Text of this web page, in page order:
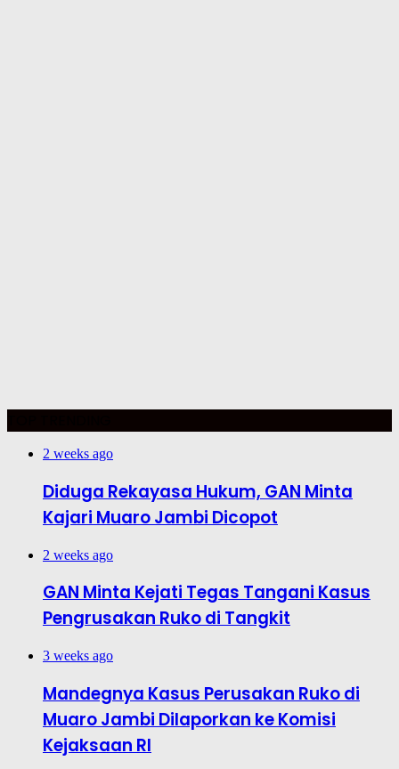
2 weeks ago
Diduga Rekayasa Hukum, GAN Minta
Kajari Muaro Jambi Dicopot
2 weeks ago
GAN Minta Kejati Tegas Tangani Kasus
Pengrusakan Ruko di Tangkit
3 weeks ago
Mandegnya Kasus Perusakan Ruko di
Muaro Jambi Dilaporkan ke Komisi
Kejaksaan RI